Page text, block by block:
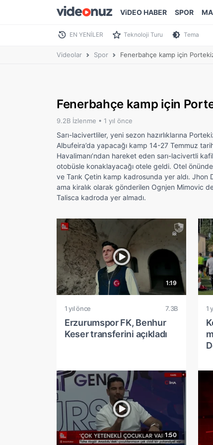
ViDEO HABER SPOR
EN YENİLER Teknoloji Turu Tema
Videolar Spor Fenerbahçe kamp için
Fenerbahçe kamp için
9.2B İzlenme • 1 yıl önce
Sarı-lacivertliler, yeni sezon hazırlıklarına
Albufeira’da yapacağı kamp 14-27 Temmuz
Havalimanı’ndan hareket eden sarı-lacivertli
otobüsle konaklayacağı otele geldi. Otel
ve Tarık Çetin kamp kadrosunda yer aldı. Jhon
ama kiralık olarak gönderilen Ognjen Mimovic
Talisca kadroda yer almadı.
1:19
1 yıl önce 7.3B
Erzurumspor FK, Benhur
Keser transferini açıkladı
1
1:50